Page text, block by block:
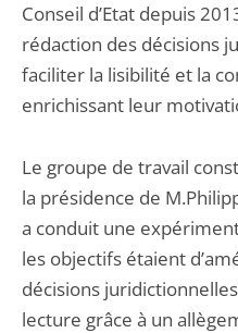
Conseil d’Etat depuis
rédaction des décisions
faciliter la lisibilité et la
enrichissant leur
Le groupe de travail
la présidence de
a conduit une
les objectifs étaient
décisions
lecture grâce à un